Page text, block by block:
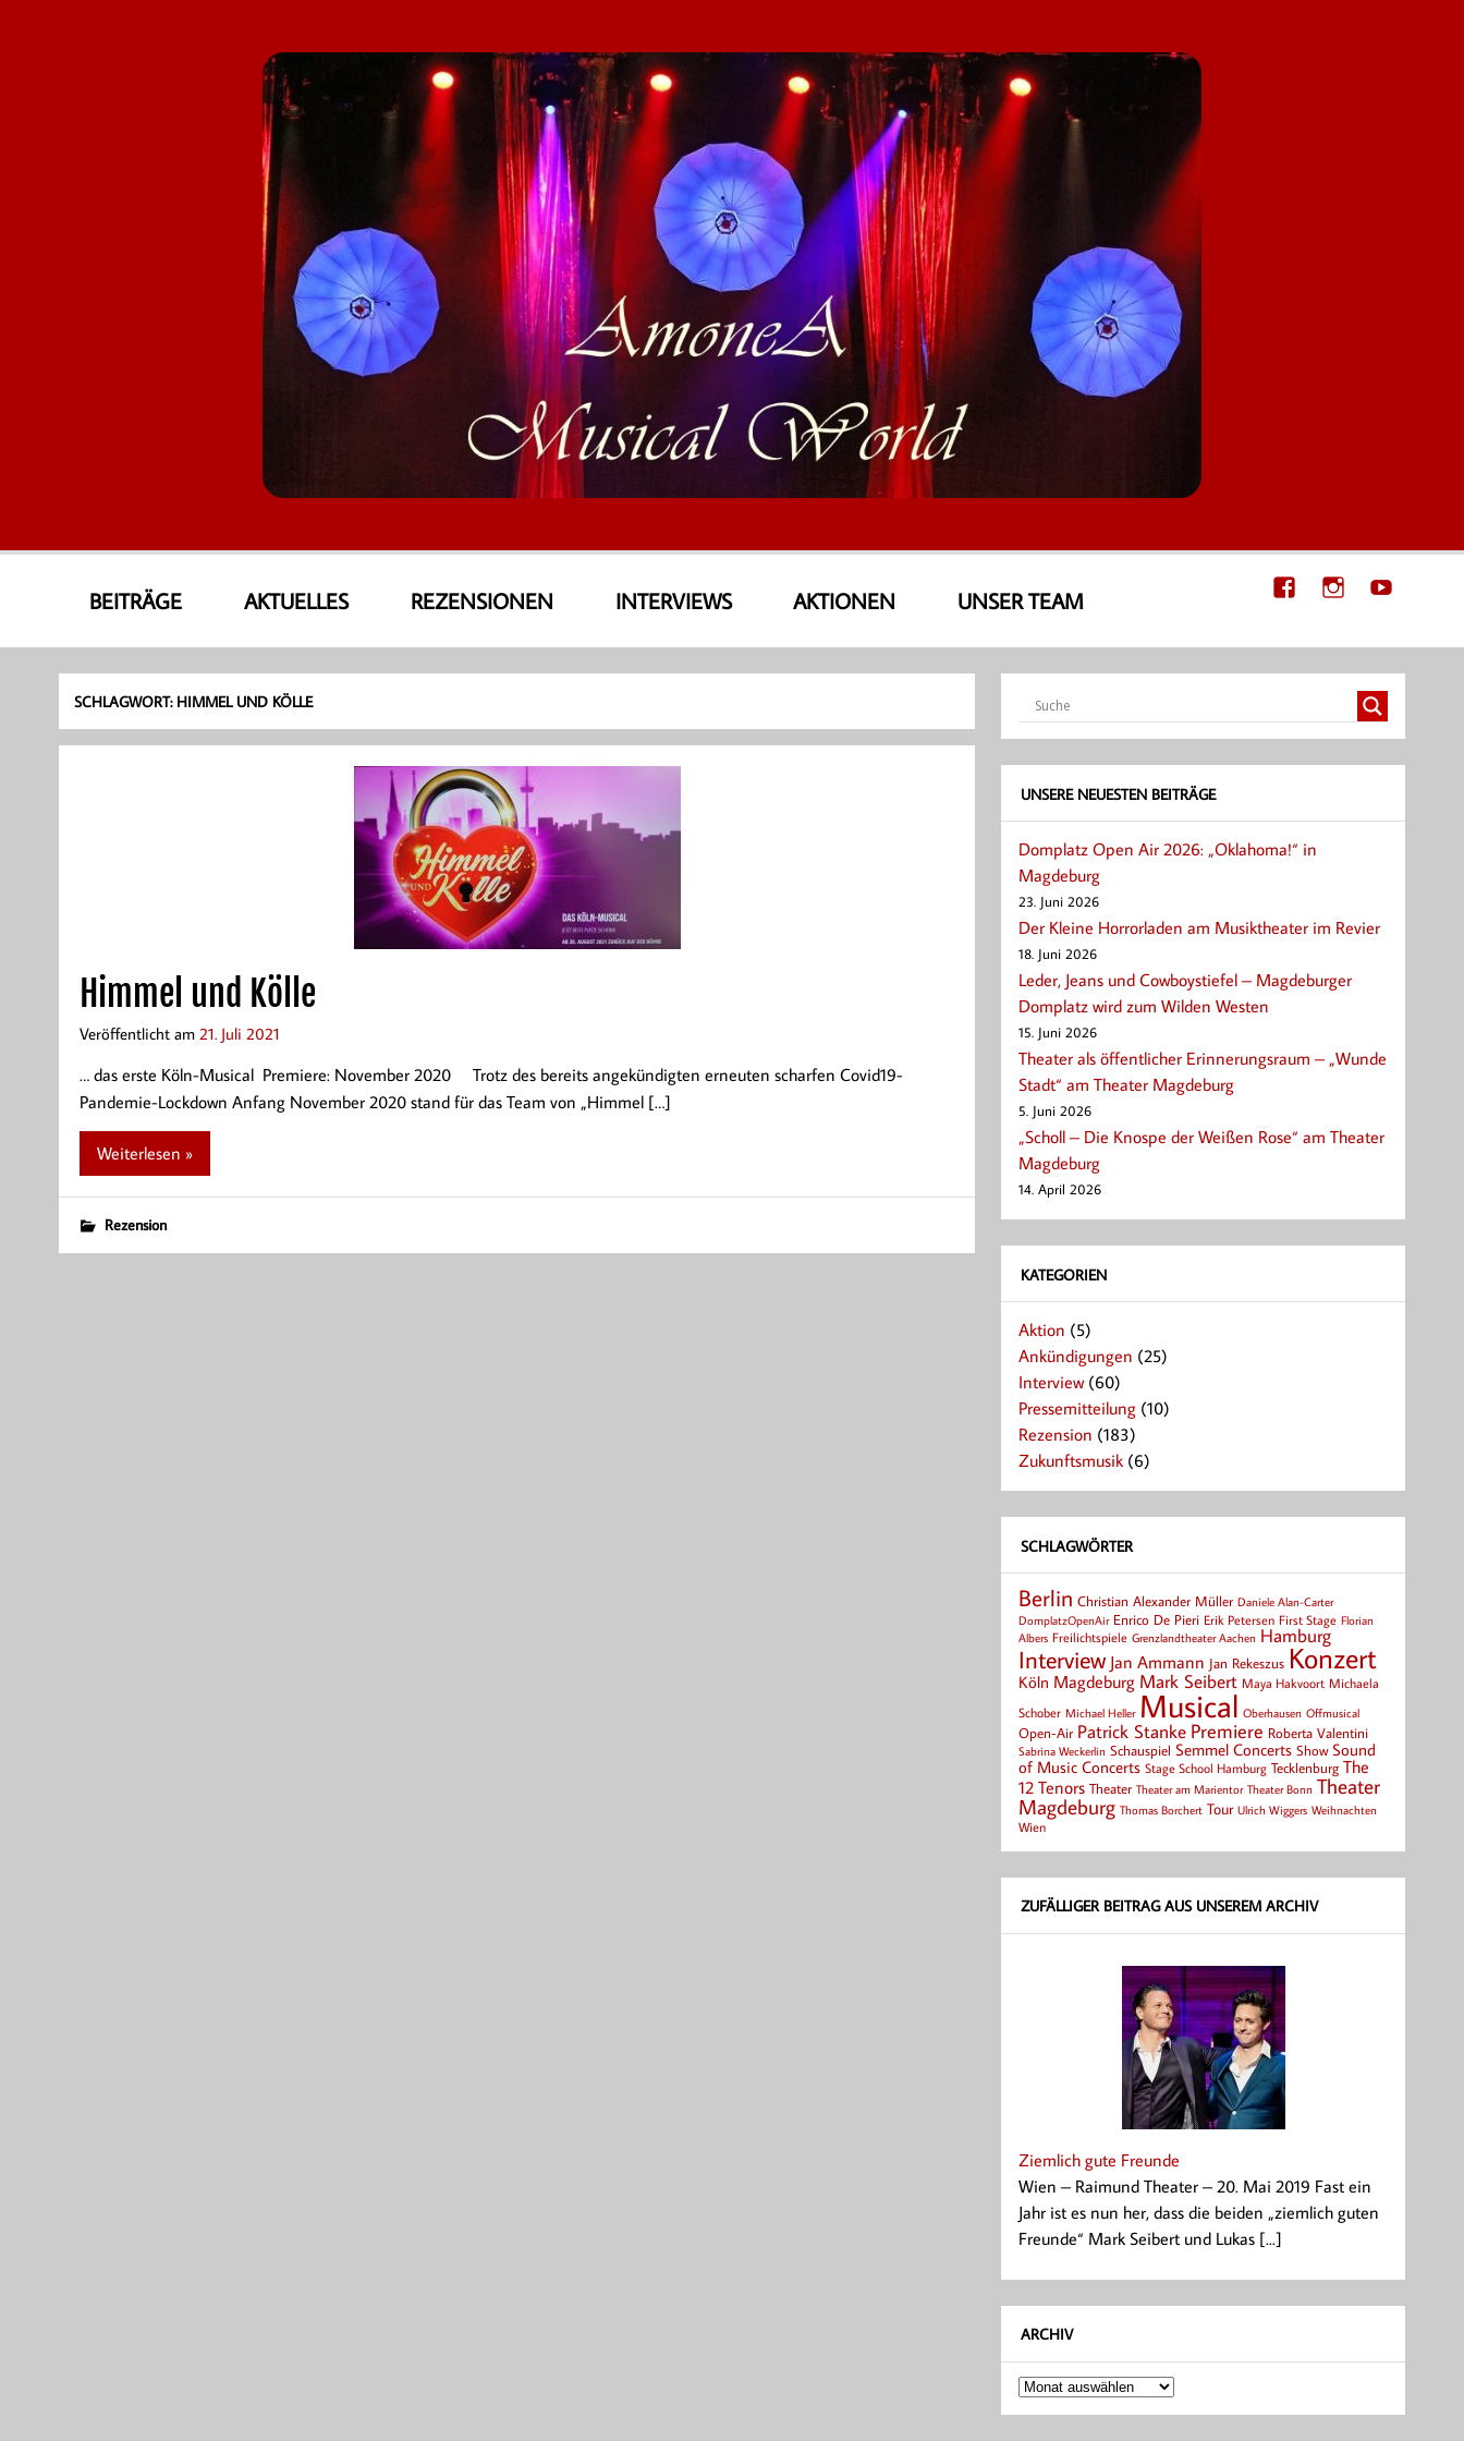
BEITRÄGE AKTUELLES REZENSIONEN INTERVIEWS AKTIONEN UNSER TEAM
SCHLAGWORT: HIMMEL UND KÖLLE
Himmel und Kölle
Veröffentlicht am 21. Juli 2021
… das erste Köln-Musical Premiere: November 2020 Trotz des bereits angekündigten erneuten scharfen Covid19-
Pandemie-Lockdown Anfang November 2020 stand für das Team von „Himmel […]
Weiterlesen »
Rezension
UNSERE NEUESTEN BEITRÄGE
Domplatz Open Air 2026: „Oklahoma!“ in
Magdeburg
23. Juni 2026
Der Kleine Horrorladen am Musiktheater im Revier
18. Juni 2026
Leder, Jeans und Cowboystiefel – Magdeburger
Domplatz wird zum Wilden Westen
15. Juni 2026
Theater als öffentlicher Erinnerungsraum – „Wunde
Stadt“ am Theater Magdeburg
5. Juni 2026
„Scholl – Die Knospe der Weißen Rose“ am Theater
Magdeburg
14. April 2026
KATEGORIEN
Aktion (5)
Ankündigungen (25)
Interview(60)
Pressemitteilung (10)
Rezension (183)
Zukunftsmusik (6)
SCHLAGWÖRTER
Berlin Christian Alexander Müller Daniele Alan-Carter
DomplatzOpenAir Enrico De Pieri Erik Petersen First Stage Florian
Albers Freilichtspiele Grenzlandtheater Aachen Hamburg
Interview Jan Ammann Jan Rekeszus Konzert
Köln Magdeburg Mark Seibert Maya Hakvoort Michaela
Schober Michael Heller Musical Oberhausen Offmusical
Open-Air Patrick Stanke Premiere Roberta Valentini
Sabrina Weckerlin Schauspiel Semmel Concerts Show Sound
of Music Concerts Stage School Hamburg Tecklenburg The
12 Tenors Theater Theater am Marientor Theater Bonn Theater
Magdeburg Thomas Borchert Tour Ulrich Wiggers Weihnachten
Wien
ZUFÄLLIGER BEITRAG AUS UNSEREM ARCHIV
Ziemlich gute Freunde
Wien – Raimund Theater – 20. Mai 2019 Fast ein
Jahr ist es nun her, dass die beiden „ziemlich guten
Freunde“ Mark Seibert und Lukas [...]
ARCHIV
Archiv